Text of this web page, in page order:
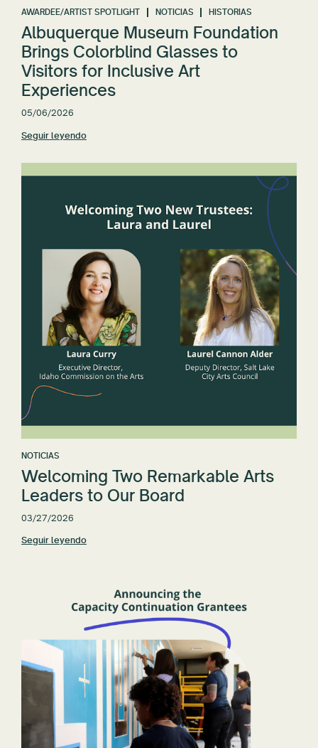
AWARDEE/ARTIST SPOTLIGHT NOTICIAS HISTORIAS
Albuquerque Museum Foundation
Brings Colorblind Glasses to
Visitors for Inclusive Art
Experiences
05/06/2026
Seguir leyendo
NOTICIAS
Welcoming Two Remarkable Arts
Leaders to Our Board
03/27/2026
Seguir leyendo